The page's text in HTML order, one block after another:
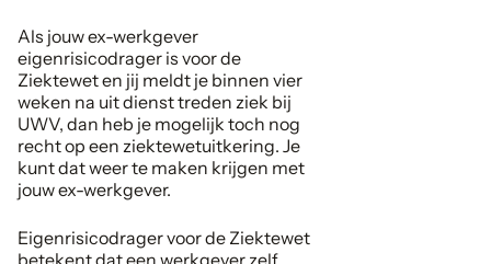
Als jouw ex-werkgever
eigenrisicodrager is voor de
Ziektewet en jij meldt je binnen vier
weken na uit dienst treden ziek bij
UWV, dan heb je mogelijk toch nog
recht op een ziektewetuitkering. Je
kunt dat weer te maken krijgen met
jouw ex-werkgever.
Eigenrisicodrager voor de Ziektewet
betekent dat een werkgever zelf